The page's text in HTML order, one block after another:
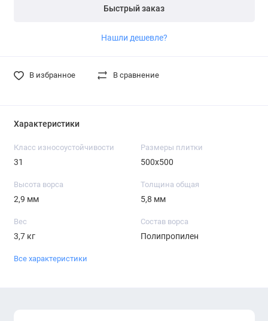
Быстрый заказ
Нашли дешевле?
В избранное В сравнение
Характеристики
Класс износоустойчивости
31
Размеры плитки
500х500
Высота ворса
2,9 мм
Толщина общая
5,8 мм
Вес
3,7 кг
Состав ворса
Полипропилен
Все характеристики